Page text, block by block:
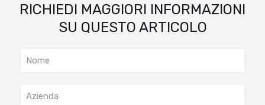
RICHIEDI MAGGIORI INFORMAZIONI
SU QUESTO ARTICOLO